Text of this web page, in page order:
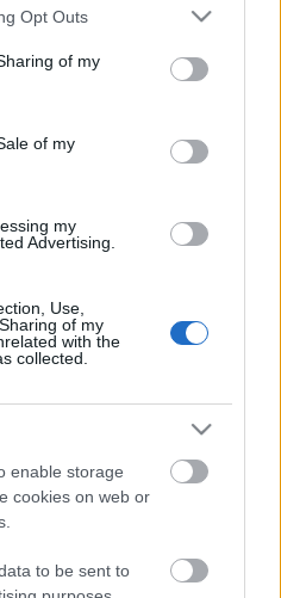
uses one or more Google
behaviour. You may click to
and its third-party tags to
purposes in below Google
Opt Outs
of my
of my
my
Advertising.
Use,
of my
with the
collected.
enable storage
cookies on web or
to be sent to
15-ig várjuk a
2020. február-
négy hétvégén
órában.